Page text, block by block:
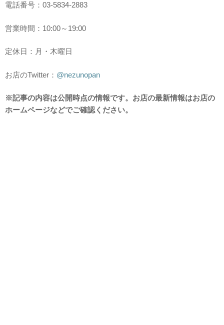
電話番号：03-5834-2883
営業時間：10:00～19:00
定休日：月・木曜日
お店のTwitter： @nezunopan
※記事の内容は公開時点の情報です。お店の最新情報はお店の
ホームページなどでご確認ください。